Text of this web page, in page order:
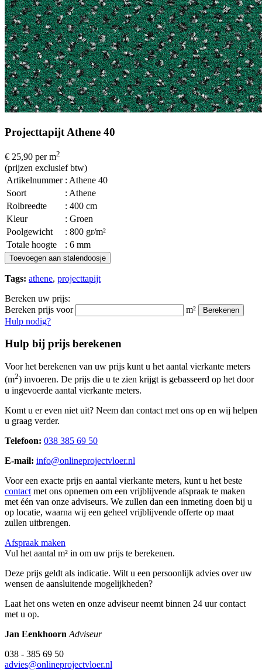
Projecttapijt Athene 40
€ 25,90 per m2
(prijzen exclusief btw)
Artikelnummer : Athene 40
Soort
: Athene
Rolbreedte
: 400 cm
Kleur
: Groen
Poolgewicht
: 800 gr/m²
Totale hoogte
: 6 mm
Toevoegen aan stalendoosje
Tags: athene, projecttapijt
Bereken uw prijs:
Bereken prijs voor
m² Berekenen
Hulp nodig?
Hulp bij prijs berekenen
Voor het berekenen van uw prijs kunt u het aantal vierkante meters
(m2) invoeren. De prijs die u te zien krijgt is gebasseerd op het door
u ingevoerde aantal vierkante meters.
Komt u er even niet uit? Neem dan contact met ons op en wij helpen
u graag verder.
Telefoon: 038 385 69 50
E-mail: info@onlineprojectvloer.nl
Voor een exacte prijs en aantal vierkante meters, kunt u het beste
contact met ons opnemen om een vrijblijvende afspraak te maken
met één van onze adviseurs. We zullen dan een inmeting doen bij u
op locatie, waarna wij een geheel vrijblijvende offerte op maat
zullen uitbrengen.
Afspraak maken
Vul het aantal m² in om uw prijs te berekenen.
Deze prijs geldt als indicatie. Wilt u een persoonlijk advies over uw
wensen de aansluitende mogelijkheden?
Laat het ons weten en onze adviseur neemt binnen 24 uur contact
met u op.
Jan Eenkhoorn Adviseur
038 - 385 69 50
advies@onlineprojectvloer.nl